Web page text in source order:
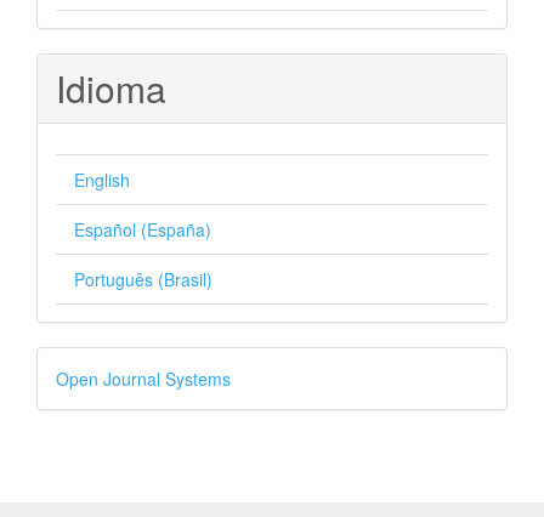
Idioma
English
Español (España)
Português (Brasil)
Desenvolvido
por
Open Journal Systems